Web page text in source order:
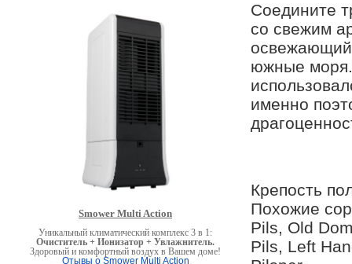
Smower Multi Action
Уникальный климатический комплекс 3 в 1:
Очиститель + Ионизатор + Увлажнитель.
Здоровый и комфортный воздух в Вашем доме!
Отывы о Smower Multi Action
Соедините
со свежим
освежающий
южные моря.
именно
Крепость
Похожие
Pils, Old
Pils, Left